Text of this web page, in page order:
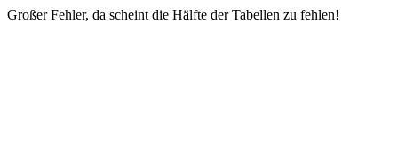
Großer Fehler, da scheint die Hälfte der Tabellen zu fehlen!